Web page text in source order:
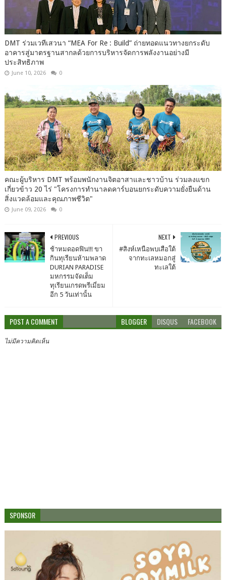
DMT ร่วมเวทีเสวนา “MEA For Re : Build” ถ่ายทอดแนวทางยกระดับ
อาคารสู่มาตรฐานสากลด้วยการบริหารจัดการพลังงานอย่างมี
ประสิทธิภาพ
June 10, 2026 0
คณะ​ผู้บริหาร​ DMT​ พร้อม​พนักงาน​จิต​อาสา​และชาวบ้าน​ ร่วมลงแขก​
เกี่ยวข้าว​ 20​ ไร่​ "โครงการ​ทำนา​ลดคาร์บอนยกระดับ​ความ​ยั่งยืน​ด้าน​
สิ่งแวดล้อม​และ​คุณภาพ​ชีวิต"
June 09, 2026 0
NEXT
#สิงห์เหนือพบเสือใต้
จากทะเลหมอกสู่
ทะเลใต้
PREVIOUS
ช้าหมดอดฟิน!!! ขา
กินทุเรียนห้ามพลาด
DURIAN PARADISE
มหกรรมจัดเต็ม
ทุเรียนเกรดพรีเมี่ยม
อีก 5 วันเท่านั้น
POST A COMMENT BLOGGER DISQUS FACEBOOK
ไม่มีความคิดเห็น
SPONSOR